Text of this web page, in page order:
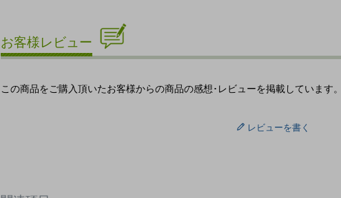
お客様レビュー
この商品をご購入頂いたお客様からの商品の感想･レビューを掲載しています
レビューを書く